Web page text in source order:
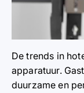
De trends in
apparatuur.
duurzame en